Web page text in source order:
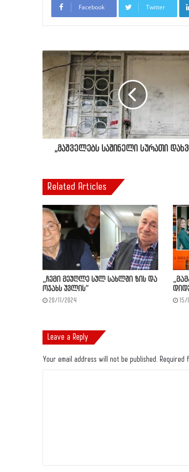
Facebook Twitter
„მაშველებს საშინელი სურათი
Related Articles
„ჩემი მეუღლე სულ სახ­ლში ზის და
ოჯახს უვ­ლის“
20/11/2024
Leave a Reply
Your email address will not be published. Required